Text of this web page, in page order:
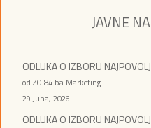
JAVNE
ODLUKA O IZBORU
od ZOI84.ba Marketing
29 Juna, 2026
ODLUKA O IZBORU